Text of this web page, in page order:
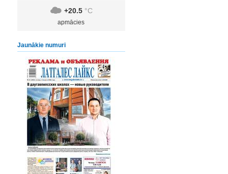
+20.5 °C
apmācies
Jaunākie numuri